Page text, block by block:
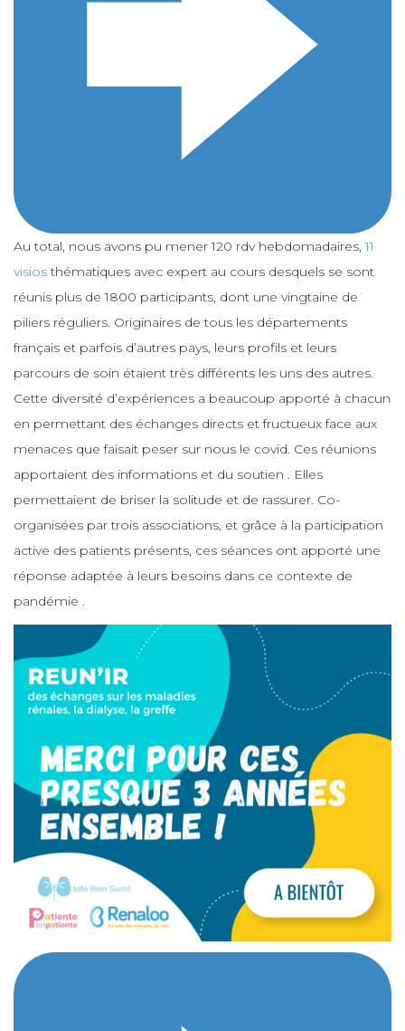
Au total, nous avons pu mener 120 rdv hebdomadaires,11
visiosthématiques avec expert au cours desquels se sont
réunis plus de 1800 participants, dont une vingtaine de
piliers réguliers. Originaires de tous les départements
français et parfois d’autres pays, leurs profils et leurs
parcours de soin étaient très différents les uns des autres.
Cette diversité d’expériences a beaucoup apporté à chacun
en permettant des échanges directs et fructueux face aux
menaces que faisait peser sur nous le covid. Ces réunions
apportaient des informations et du soutien . Elles
permettaient de briser la solitude et de rassurer. Co-
organisées par trois associations, et grâce à la participation
active des patients présents, ces séances ont apporté une
réponse adaptée à leurs besoins dans ce contexte de
pandémie .